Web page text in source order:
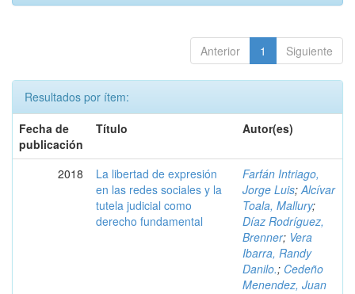
Anterior 1 Siguiente
Resultados por ítem:
Fecha de
publicación
Título Autor(es)
2018
La libertad de expresión
en las redes sociales y la
tutela judicial como
derecho fundamental
Farfán Intriago,
Jorge Luis;Alcívar
Toala, Mallury;
Díaz Rodríguez,
Brenner; Vera
Ibarra, Randy
Danilo.; Cedeño
Menendez, Juan